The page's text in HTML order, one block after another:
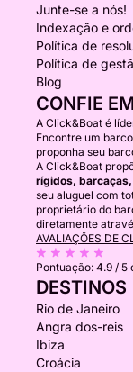
Junte-se a nós!
Indexação e
Política de
Política de
Blog
CONFIE
A Click&Boat é
Encontre um
proponha seu
A Click&Boat
rígidos,
seu aluguel com
proprietário do
diretamente
AVALIAÇÕES DE
Pontuação: 4.9 / 5
DESTINOS
Rio de Janeiro
Angra dos-reis
Ibiza
Croácia